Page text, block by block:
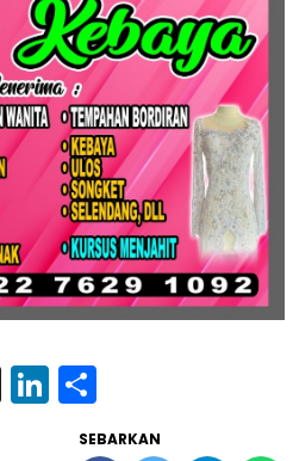
X LinkedIn
SEBARKAN